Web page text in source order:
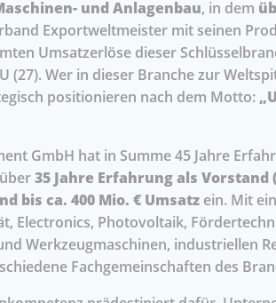
und Anlagenbau, in dem
Exportweltmeister mit seinen
Umsatzerlöse dieser
Wer in dieser Branche zur
positionieren nach dem Motto:
GmbH hat in Summe 45 Jahre
35 Jahre Erfahrung als
bis ca. 400 Mio. € Umsatz ein. Mit
Electronics, Photovoltaik,
Werkzeugmaschinen, industriellen
Fachgemeinschaften des